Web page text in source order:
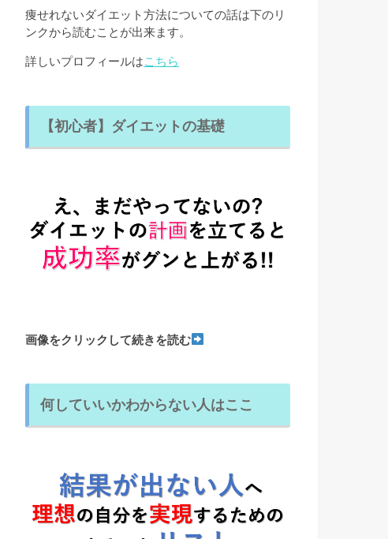
痩せれないダイエット方法についての話は下のリ
ンクから読むことが出来ます。
詳しいプロフィールはこちら
【初心者】ダイエットの基礎
画像をクリックして続きを読む
何していいかわからない人はここ